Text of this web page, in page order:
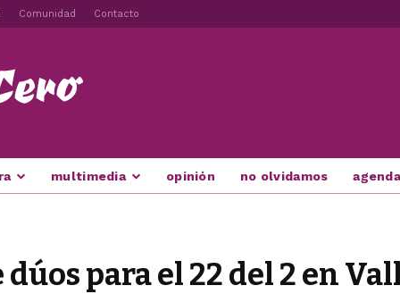
Comunidad Contacto
multimedia opinión no olvidamos
dúos para el 22 del 2 en